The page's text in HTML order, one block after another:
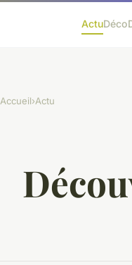
ActuDéco
Accueil›Actu